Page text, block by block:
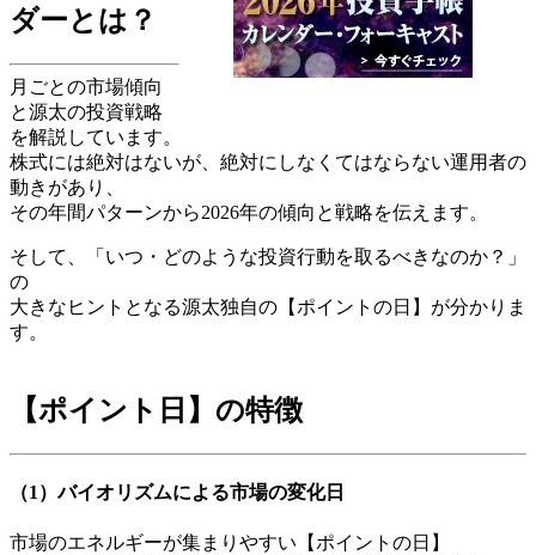
ダーとは？
月ごとの市場傾向
と源太の投資戦略
を解説しています。
株式には絶対はないが、絶対にしなくてはならない運用者の
動きがあり、
その年間パターンから2026年の傾向と戦略を伝えます。
そして、「いつ・どのような投資行動を取るべきなのか？」
の
大きなヒントとなる源太独自の【ポイントの日】が分かりま
す。
【ポイント日】の特徴
（1）バイオリズムによる市場の変化日
市場のエネルギーが集まりやすい【ポイントの日】